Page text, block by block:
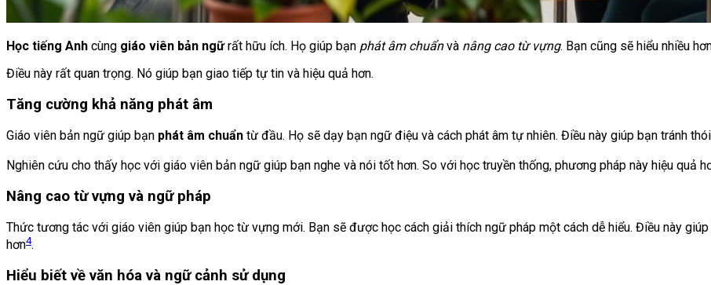
Học tiếng Anh cùng giáo viên bản ngữrất hữu ích. Họ giúp bạn phát âm chuẩnvà nâng cao từ vựng. Bạn cũng sẽ hiểu nhiều
Điều này rất quan trọng. Nó giúp bạn giao tiếp tự tin và hiệu quả hơn.
Tăng cường khả năng phát âm
Giáo viên bản ngữ giúp bạn phát âm chuẩn từ đầu. Họ sẽ dạy bạn ngữ điệu và cách phát âm tự nhiên. Điều này giúp bạn tránh
Nghiên cứu cho thấy học với giáo viên bản ngữ giúp bạn nghe và nói tốt hơn. So với học truyền thống, phương pháp này hiệu quả
Nâng cao từ vựng và ngữ pháp
Thức tương tác với giáo viên giúp bạn học từ vựng mới. Bạn sẽ được học cách giải thích ngữ pháp một cách dễ hiểu. Điều này
hơn4.
Hiểu biết về văn hóa và ngữ cảnh sử dụng